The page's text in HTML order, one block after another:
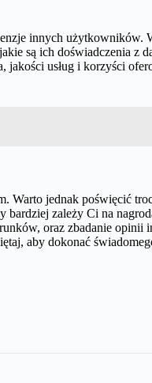
innych użytkowników.
są ich doświadczenia z
jakości usług i korzyści
Warto jednak poświęcić
zależy Ci na
oraz zbadanie opinii
aby dokonać